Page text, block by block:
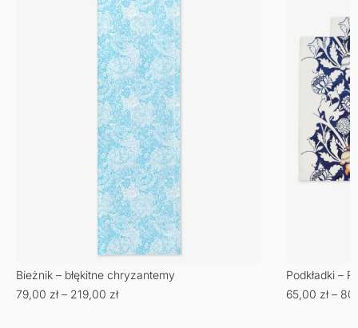
Bieżnik – błękitne chryzantemy
79,00 zł – 219,00 zł
Podkładki –
65,00 zł –